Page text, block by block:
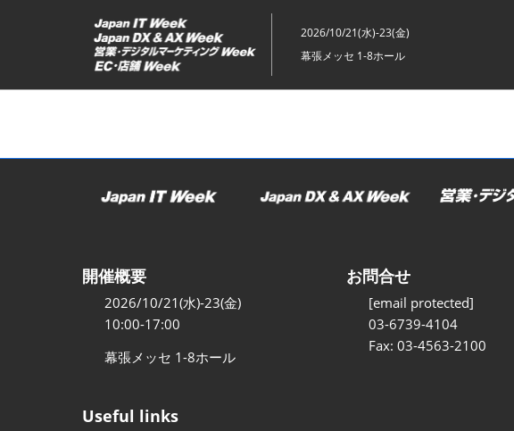
ッ
2026/10/21(水)-23(金)
幕張メッセ 1-8ホール
開催概要
2026/10/21(水)-23(金)
10:00-17:00
幕張メッセ 1-8ホール
お問合せ
[email protected]
03-6739-4104
Fax: 03-4563-2100
Useful links